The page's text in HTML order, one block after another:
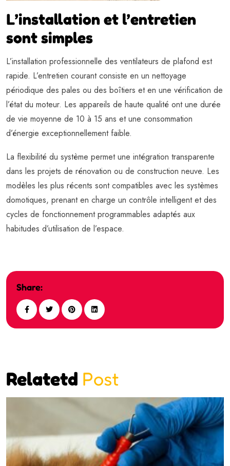
L’installation et l’entretien
sont simples
L’installation professionnelle des ventilateurs de plafond est
rapide. L’entretien courant consiste en un nettoyage
périodique des pales ou des boîtiers et en une vérification de
l’état du moteur. Les appareils de haute qualité ont une durée
de vie moyenne de 10 à 15 ans et une consommation
d’énergie exceptionnellement faible.
La flexibilité du système permet une intégration transparente
dans les projets de rénovation ou de construction neuve. Les
modèles les plus récents sont compatibles avec les systèmes
domotiques, prenant en charge un contrôle intelligent et des
cycles de fonctionnement programmables adaptés aux
habitudes d’utilisation de l’espace.
Share:
Relatetd Post